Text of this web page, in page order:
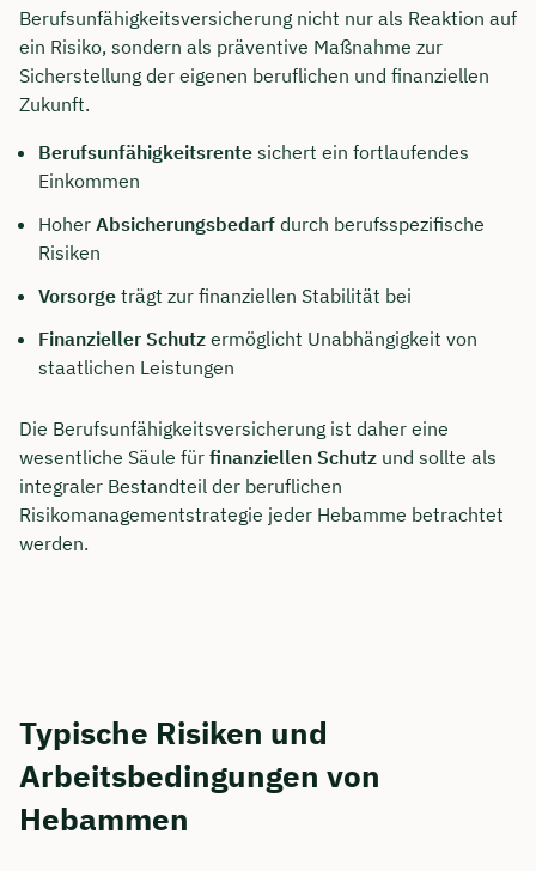
Berufsunfähigkeitsversicherung nicht nur als Reaktion auf
ein Risiko, sondern als präventive Maßnahme zur
Sicherstellung der eigenen beruflichen und finanziellen
Zukunft.
Berufsunfähigkeitsrente sichert ein fortlaufendes
Einkommen
Hoher Absicherungsbedarf durch berufsspezifische
Risiken
Vorsorge trägt zur finanziellen Stabilität bei
Finanzieller Schutz ermöglicht Unabhängigkeit von
staatlichen Leistungen
Die Berufsunfähigkeitsversicherung ist daher eine
wesentliche Säule für finanziellen Schutz und sollte als
integraler Bestandteil der beruflichen
Risikomanagementstrategie jeder Hebamme betrachtet
werden.
Typische Risiken und
Arbeitsbedingungen von
Hebammen